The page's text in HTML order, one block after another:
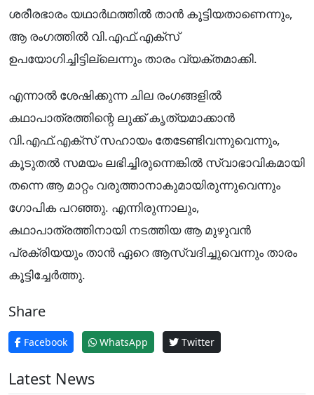
ശരീരഭാരം യഥാർഥത്തിൽ താൻ കൂട്ടിയതാണെന്നും,
ആ രംഗത്തിൽ വി.എഫ്.എക്‌സ്
ഉപയോഗിച്ചിട്ടില്ലെന്നും താരം വ്യക്തമാക്കി.
എന്നാൽ ശേഷിക്കുന്ന ചില രംഗങ്ങളിൽ
കഥാപാത്രത്തിന്റെ ലുക്ക് കൃത്യമാക്കാൻ
വി.എഫ്.എക്‌സ് സഹായം തേടേണ്ടിവന്നുവെന്നും,
കൂടുതൽ സമയം ലഭിച്ചിരുന്നെങ്കിൽ സ്വാഭാവികമായി
തന്നെ ആ മാറ്റം വരുത്താനാകുമായിരുന്നുവെന്നും
ഗോപിക പറഞ്ഞു. എന്നിരുന്നാലും,
കഥാപാത്രത്തിനായി നടത്തിയ ആ മുഴുവൻ
പ്രക്രിയയും താൻ ഏറെ ആസ്വദിച്ചുവെന്നും താരം
കൂട്ടിച്ചേർത്തു.
Share
Facebook WhatsApp Twitter
Latest News